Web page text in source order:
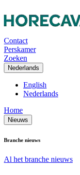
Contact
Perskamer
Zoeken
Nederlands
English
Nederlands
Home
Nieuws
Branche nieuws
Al het branche nieuws